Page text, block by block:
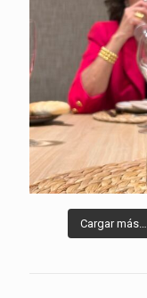
Cargar más…